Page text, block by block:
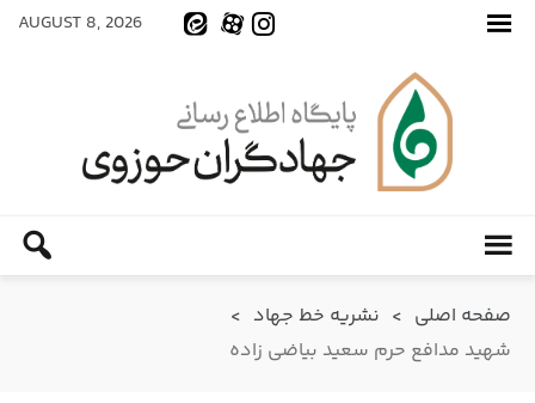
AUGUST 8, 2026
صفحه اصلی > نشریه خط جهاد >
شهید مدافع حرم سعید بیاضی زاده